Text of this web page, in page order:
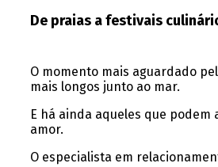
De praias a festivais
O momento mais aguardado
mais longos junto ao mar.
E há ainda aqueles que
amor.
O especialista em